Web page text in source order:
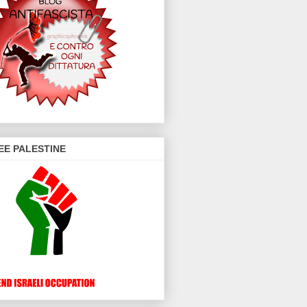
PALESTINE